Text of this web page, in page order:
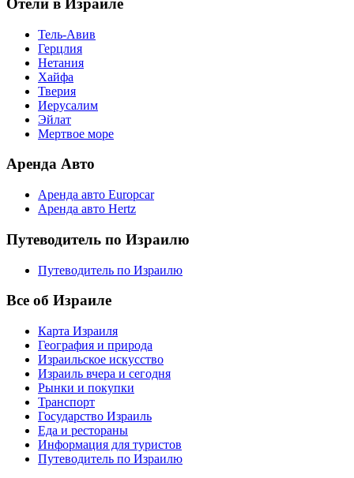
Отели в Израиле
Тель-Авив
Герцлия
Нетания
Хайфа
Тверия
Иерусалим
Эйлат
Мертвое море
Аренда Авто
Аренда авто Europcar
Аренда авто Hertz
Путеводитель по Израилю
Путеводитель по Израилю
Все об Израиле
Карта Израиля
География и природа
Израильское искусство
Израиль вчера и сегодня
Рынки и покупки
Транспорт
Государство Израиль
Еда и рестораны
Информация для туристов
Путеводитель по Израилю